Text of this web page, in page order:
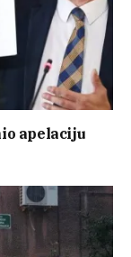
apelaciju